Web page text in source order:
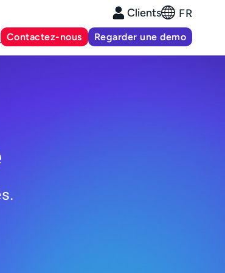
Clients FR
Contactez-nous Regarder une demo